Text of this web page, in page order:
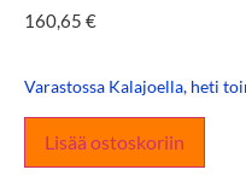
160,65 €
Varastossa Kalajoella, heti
Lisää ostoskoriin